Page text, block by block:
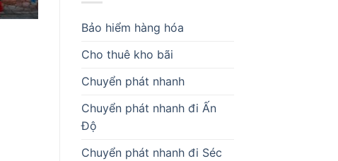
Bảo hiểm hàng hóa
Cho thuê kho bãi
Chuyển phát nhanh
Chuyển phát nhanh đi Ấn
Độ
Chuyển phát nhanh đi Séc